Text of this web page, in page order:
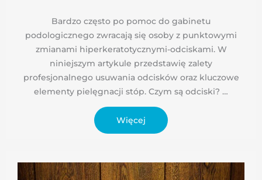
Bardzo często po pomoc do gabinetu
podologicznego zwracają się osoby z punktowymi
zmianami hiperkeratotycznymi-odciskami. W
niniejszym artykule przedstawię zalety
profesjonalnego usuwania odcisków oraz kluczowe
elementy pielęgnacji stóp. Czym są odciski? …
Więcej